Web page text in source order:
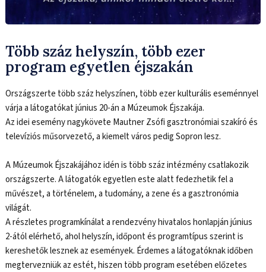
Több száz helyszín, több ezer
program egyetlen éjszakán
Országszerte több száz helyszínen, több ezer kulturális eseménnyel
várja a látogatókat június 20-án a Múzeumok Éjszakája.
Az idei esemény nagykövete Mautner Zsófi gasztronómiai szakíró és
televíziós műsorvezető, a kiemelt város pedig Sopron lesz.
A Múzeumok Éjszakájához idén is több száz intézmény csatlakozik
országszerte. A látogatók egyetlen este alatt fedezhetik fel a
művészet, a történelem, a tudomány, a zene és a gasztronómia
világát.
A részletes programkínálat a rendezvény hivatalos honlapján június
2-ától elérhető, ahol helyszín, időpont és programtípus szerint is
kereshetők lesznek az események. Érdemes a látogatóknak időben
megtervezniük az estét, hiszen több program esetében előzetes